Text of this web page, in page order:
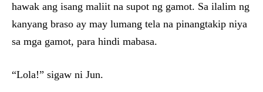
hawak ang isang maliit na supot ng gamot. Sa ilalim ng
kanyang braso ay may lumang tela na pinangtakip niya
sa mga gamot, para hindi mabasa.
“Lola!” sigaw ni Jun.